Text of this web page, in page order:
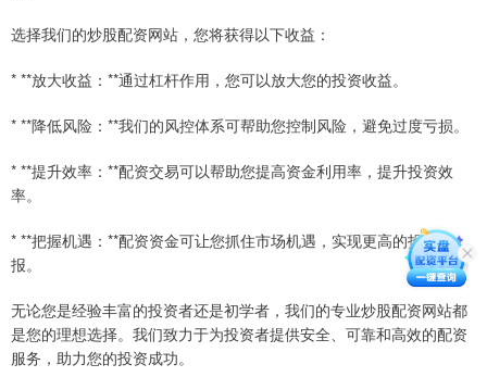
选择我们的炒股配资网站，您将获得以下收益：
* **放大收益：**通过杠杆作用，您可以放大您的投资收益。
* **降低风险：**我们的风控体系可帮助您控制风险，避免过度亏损。
* **提升效率：**配资交易可以帮助您提高资金利用率，提升投资效
率。
* **把握机遇：**配资资金可让您抓住市场机遇，实现更高的投资回
报。
无论您是经验丰富的投资者还是初学者，我们的专业炒股配资网站都
是您的理想选择。我们致力于为投资者提供安全、可靠和高效的配资
服务，助力您的投资成功。